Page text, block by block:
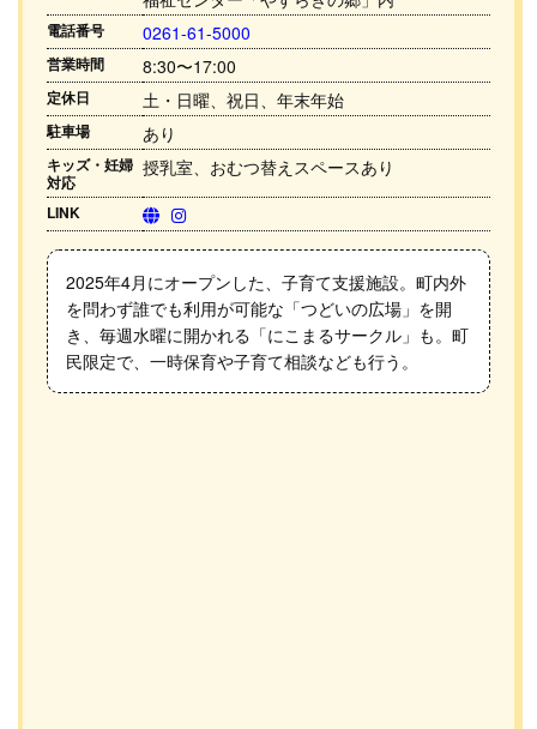
電話番号 0261-61-5000
営業時間 8:30〜17:00
定休日 土・日曜、祝日、年末年始
駐車場 あり
キッズ・妊婦
対応
授乳室、おむつ替えスペースあり
LINK
2025年4月にオープンした、子育て支援施設。町内外
を問わず誰でも利用が可能な「つどいの広場」を開
き、毎週水曜に開かれる「にこまるサークル」も。町
民限定で、一時保育や子育て相談なども行う。